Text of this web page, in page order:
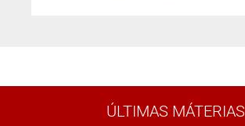
ÚLTIMAS MÁTERIAS